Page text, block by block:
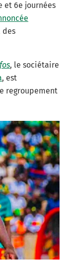
et 6e journées
des
, le sociétaire
, est
regroupement